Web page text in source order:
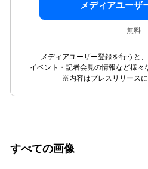
メディアユーザ
無料
メディアユーザー登録を行うと
イベント・記者会見の情報など様々
※内容はプレスリリースに
すべての画像